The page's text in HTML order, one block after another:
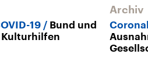
19
Bund und
Kulturhilfen
Archiv